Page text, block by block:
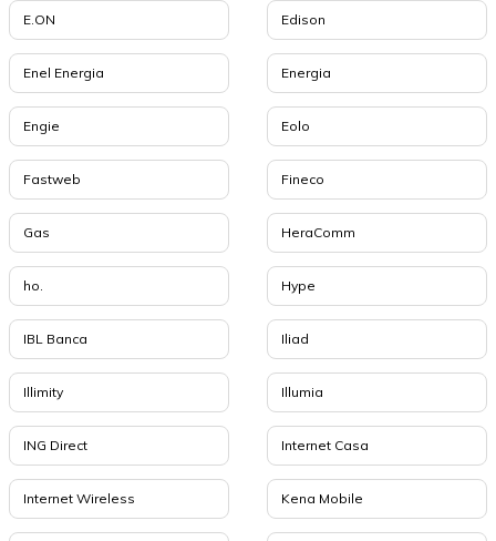
E.ON Edison
Enel Energia Energia
Engie Eolo
Fastweb Fineco
Gas HeraComm
ho. Hype
IBL Banca Iliad
Illimity Illumia
ING Direct Internet Casa
Internet Wireless Kena Mobile